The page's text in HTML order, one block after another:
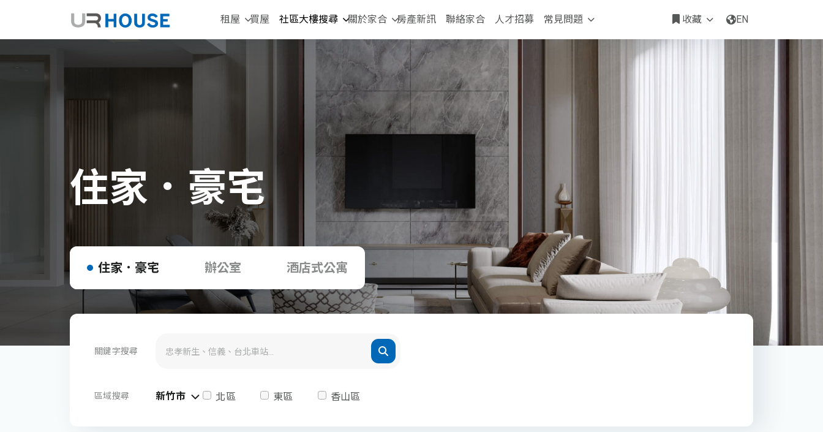
租屋 買屋 社區大樓搜尋 關於家合 房產新訊 聯絡家合 人才招募 常見問題 收藏 EN
住家．豪宅
住家．豪宅 辦公室 酒店式公寓
關鍵字搜尋
區域搜尋 新竹市 北區 東區 香山區